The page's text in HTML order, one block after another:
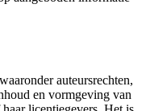
auteursrechten,
en vormgeving van